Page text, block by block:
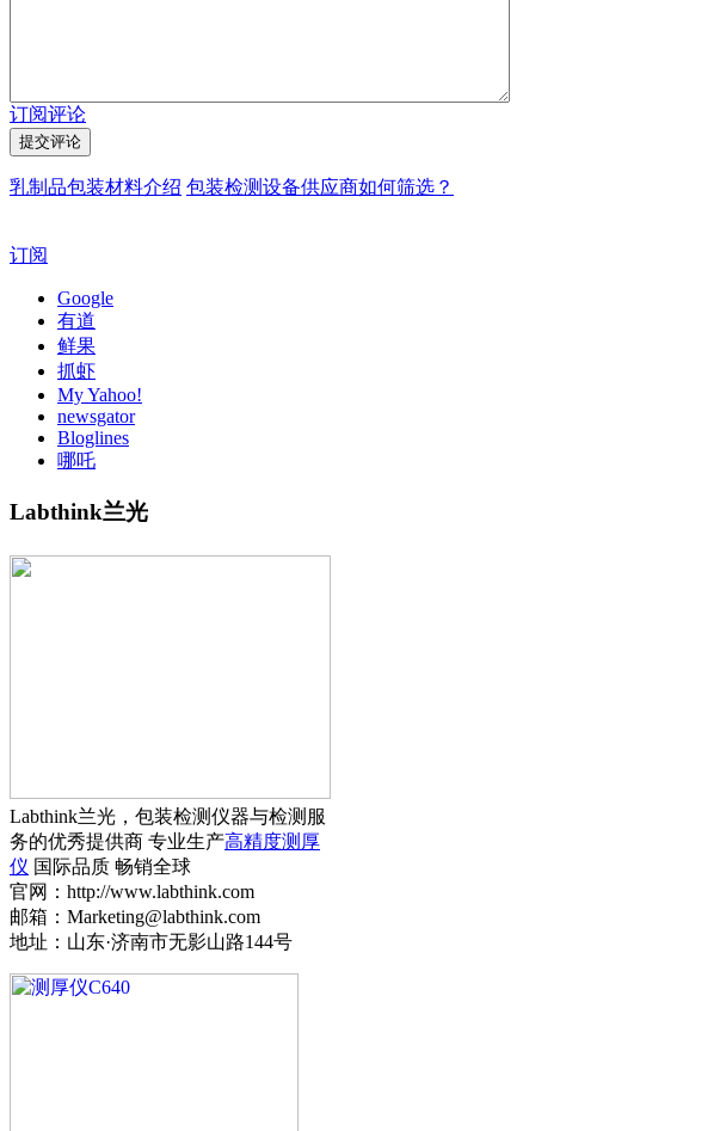
订阅评论
乳制品包装材料介绍 包装检测设备供应商如何筛选？
订阅
Google
有道
鲜果
抓虾
My Yahoo!
newsgator
Bloglines
哪吒
Labthink兰光
Labthink兰光，包装检测仪器与检测服
务的优秀提供商 专业生产高精度测厚
仪 国际品质 畅销全球
官网：http://www.labthink.com
邮箱：Marketing@labthink.com
地址：山东·济南市无影山路144号